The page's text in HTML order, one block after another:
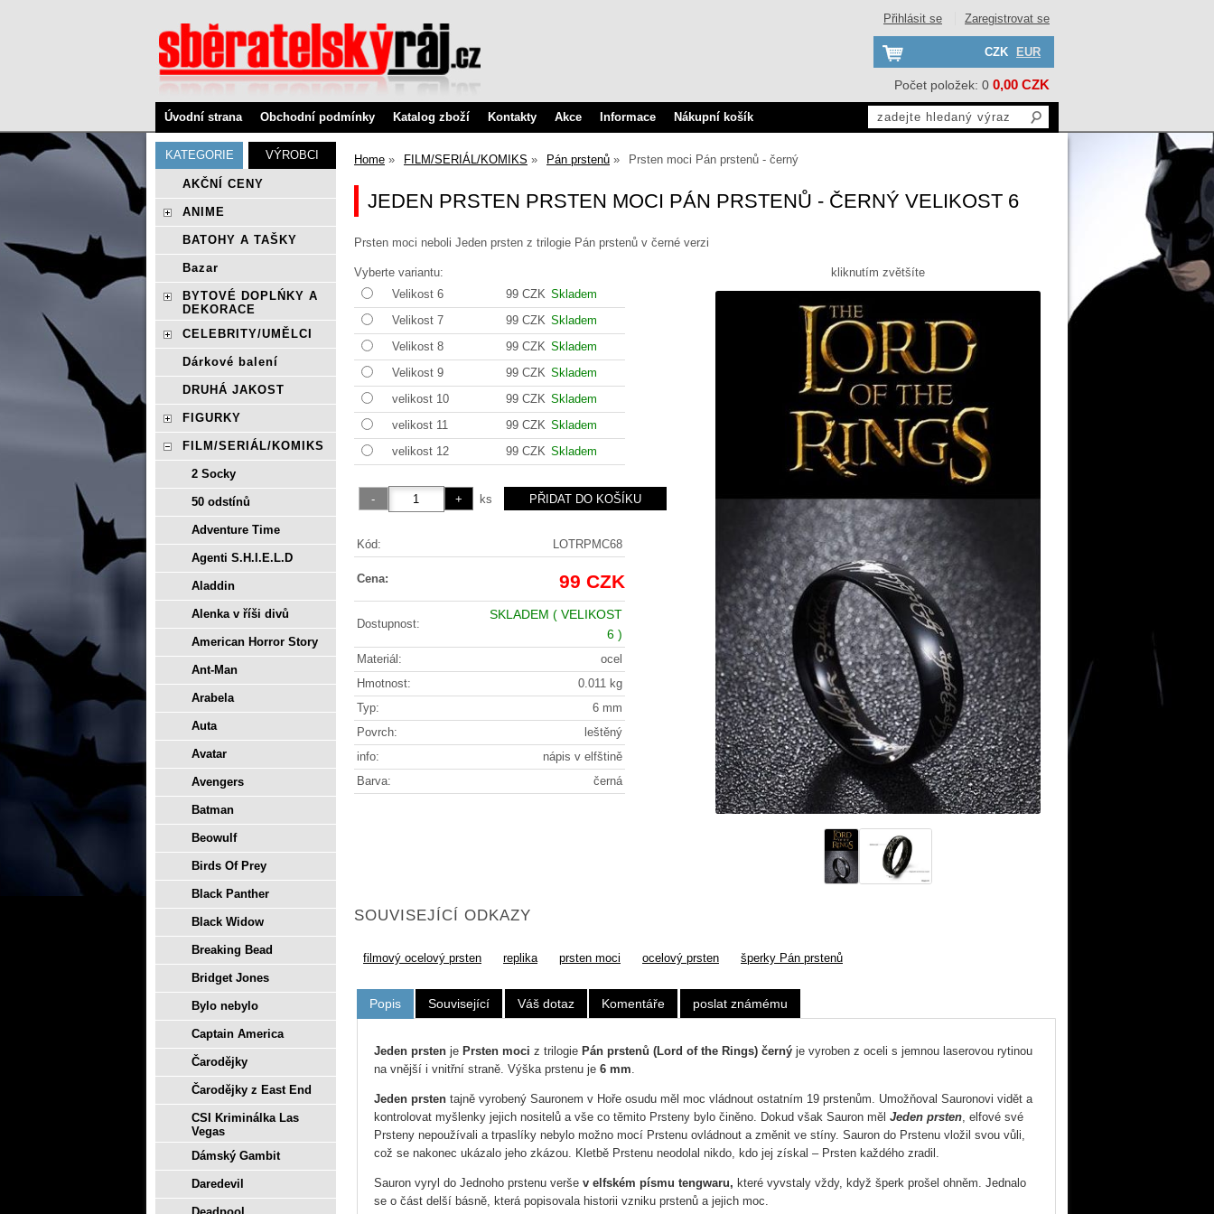
Počet položek: 0 0,00 CZK
CZK EUR
Přihlásit se Zaregistrovat se
Úvodní strana Obchodní podmínky Katalog zboží Kontakty Akce Informace Nákupní košík
Home FILM/SERIÁL/KOMIKS Pán prstenů Prsten moci Pán prstenů - černý
JEDEN PRSTEN PRSTEN MOCI PÁN PRSTENŮ - ČERNÝ VELIKOST 6
Prsten moci neboli Jeden prsten z trilogie Pán prstenů v černé verzi
kliknutím zvětšíte
Vyberte variantu:
Velikost 6
99 CZK Skladem
Velikost 7
99 CZK Skladem
Velikost 8
99 CZK Skladem
Velikost 9
99 CZK Skladem
velikost 10
99 CZK Skladem
velikost 11
99 CZK Skladem
velikost 12
99 CZK Skladem
ks
Kód: LOTRPMC68
Cena: 99 CZK
Dostupnost:
SKLADEM ( VELIKOST
6 )
Materiál:
ocel
Hmotnost:
0.011 kg
Typ:
6 mm
Povrch:
leštěný
info:
nápis v elfštině
Barva:
černá
SOUVISEJÍCÍ ODKAZY
filmový ocelový prsten replika prsten moci ocelový prsten šperky Pán prstenů
Popis Související Váš dotaz Komentáře poslat známému
Jeden prstenje Prsten moci z trilogie Pán prstenů (Lord of the Rings) černý je vyroben z oceli s jemnou laserovou rytinou
na vnější i vnitřní straně. Výška prstenu je 6 mm
Jeden prstentajně vyrobený Sauronem v Hoře osudu měl moc vládnout ostatním 19 prstenům. Umožňoval Sauronovi vidět a
kontrolovat myšlenky jejich nositelů a vše co těmito Prsteny bylo činěno. Dokud však Sauron měl Jeden prsten, elfové své
Prsteny nepoužívali a trpaslíky nebylo možno mocí Prstenu ovládnout a změnit ve stíny. Sauron do Prstenu vložil svou vůli,
což se nakonec ukázalo jeho zkázou. Kletbě Prstenu neodolal nikdo, kdo jej získal – Prsten každého zradil.
Sauron vyryl do Jednoho prstenu veršev elfském písmu tengwaru, které vyvstaly vždy, když šperk prošel ohněm. Jednalo
se o část delší básně, která popisovala historii vzniku prstenů a jejich moc.
KATEGORIE VÝROBCI
AKČNÍ CENY
ANIME
BATOHY A TAŠKY
Bazar
BYTOVÉ DOPLŃKY A
DEKORACE
CELEBRITY/UMĚLCI
Dárkové balení
DRUHÁ JAKOST
FIGURKY
FILM/SERIÁL/KOMIKS
2 Socky
50 odstínů
Adventure Time
Agenti S.H.I.E.L.D
Aladdin
Alenka v říši divů
American Horror Story
Ant-Man
Arabela
Auta
Avatar
Avengers
Batman
Beowulf
Birds Of Prey
Black Panther
Black Widow
Breaking Bead
Bridget Jones
Bylo nebylo
Captain America
Čarodějky
Čarodějky z East End
CSI Kriminálka Las
Vegas
Dámský Gambit
Daredevil